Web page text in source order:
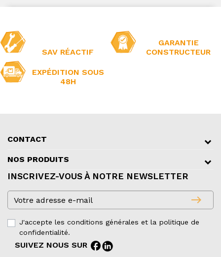
SAV RÉACTIF
GARANTIE
CONSTRUCTEUR
EXPÉDITION SOUS
48H
CONTACT
NOS PRODUITS
INSCRIVEZ-VOUS À NOTRE NEWSLETTER
east
J'accepte les conditions générales et la politique de
confidentialité.
SUIVEZ NOUS SUR facebook